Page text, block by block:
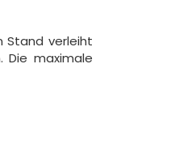
Stand verleiht
Die maximale